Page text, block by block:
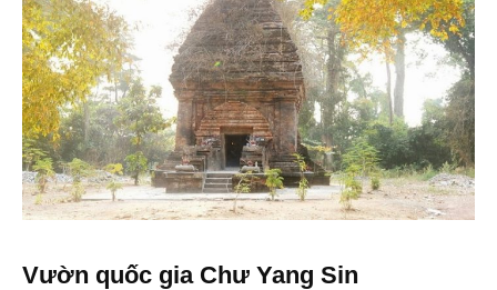
Vườn quốc gia Chư Yang Sin